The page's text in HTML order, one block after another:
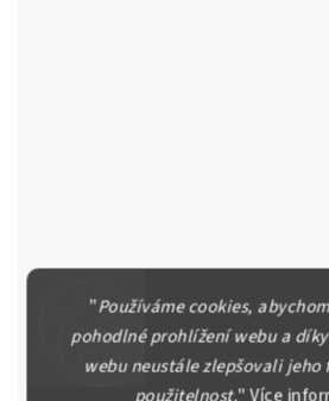
"Používáme cookies,
pohodlné prohlížení webu a
webu neustále zlepšovali jeho
200 Kč 2019 - Pražská defenestrace